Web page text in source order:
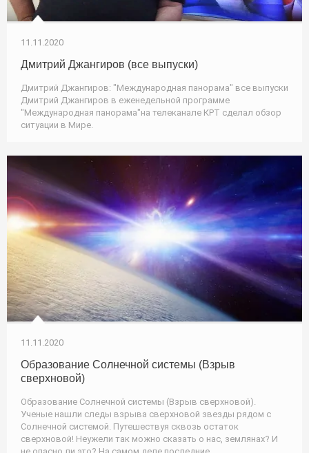
11.11.2020
Дмитрий Джангиров (все выпуски)
Дмитрий Джангиров: "Международная панорама" все выпуски
Дмитрий Джангиров в еженедельной программе
"Международная панорама"на телеканале КРТ сделал обзор
ситуации в Мире.
11.11.2020
Образование Солнечной системы (Взрыв
сверхновой)
Образование Солнечной системы (Взрыв сверхновой).
Ученые нашли следы взрыва сверхновой звезды рядом с
Солнечной системой. Путешествуя сквозь остаток
сверхновой! Неужели так можно сказать о нас, землянах? И